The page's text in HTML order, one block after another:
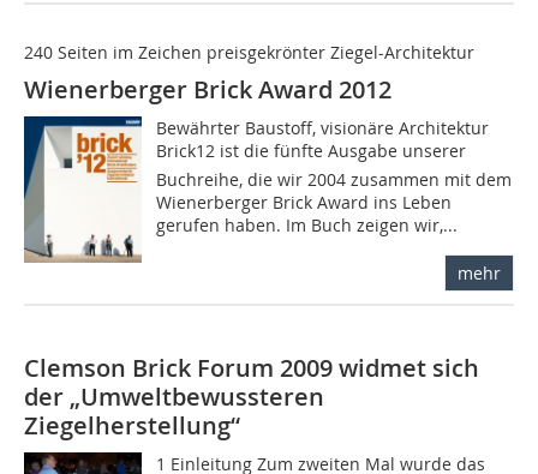
240 Seiten im Zeichen preisgekrönter Ziegel-Architektur
Wienerberger Brick Award 2012
Bewährter Baustoff, visionäre Architektur
Brick12 ist die fünfte Ausgabe unserer
Buchreihe, die wir 2004 zusammen mit dem
Wienerberger Brick Award ins Leben
gerufen haben. Im Buch zeigen wir,...
mehr
Clemson Brick Forum 2009 widmet sich
der „Umweltbewussteren
Ziegelherstellung“
1 Einleitung Zum zweiten Mal wurde das